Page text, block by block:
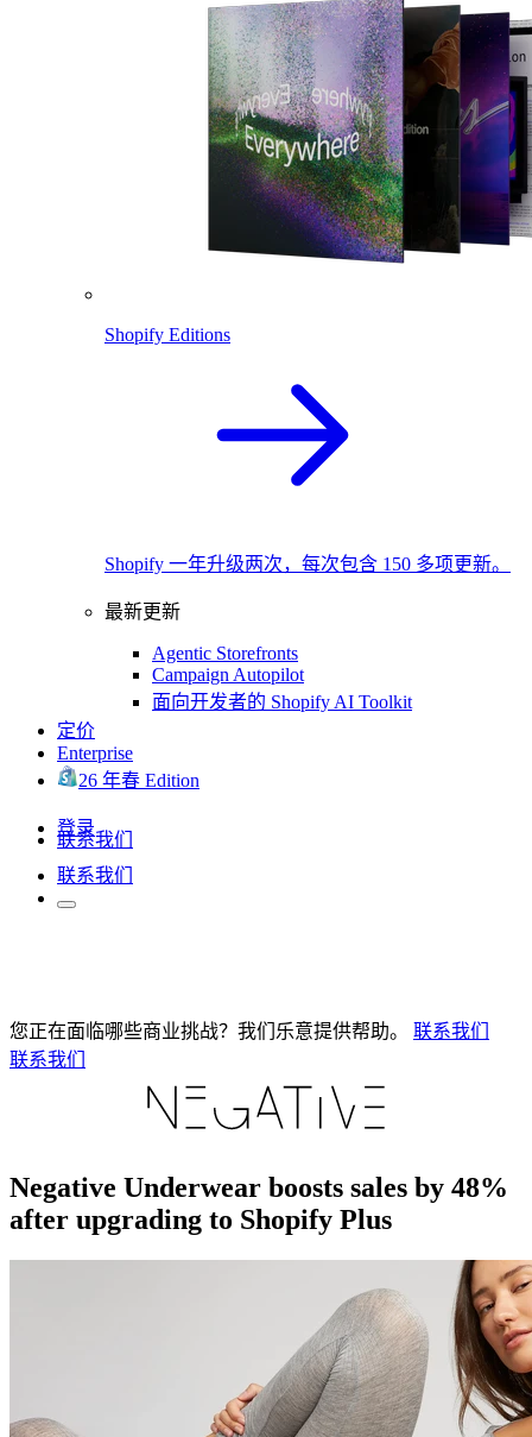
Shopify Editions
Shopify 一年升级两次，每次包含 150 多项更新。
最新更新
Agentic Storefronts
Campaign Autopilot
面向开发者的 Shopify AI Toolkit
定价
Enterprise
26 年春 Edition
登录
联系我们
联系我们
您正在面临哪些商业挑战？我们乐意提供帮助。
联系我们
联系我们
Negative Underwear boosts sales by 48%
after upgrading to Shopify Plus